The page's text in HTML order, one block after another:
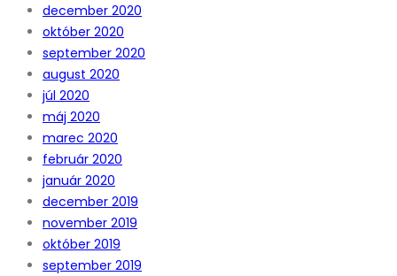
december 2020
október 2020
september 2020
august 2020
júl 2020
máj 2020
marec 2020
február 2020
január 2020
december 2019
november 2019
október 2019
september 2019